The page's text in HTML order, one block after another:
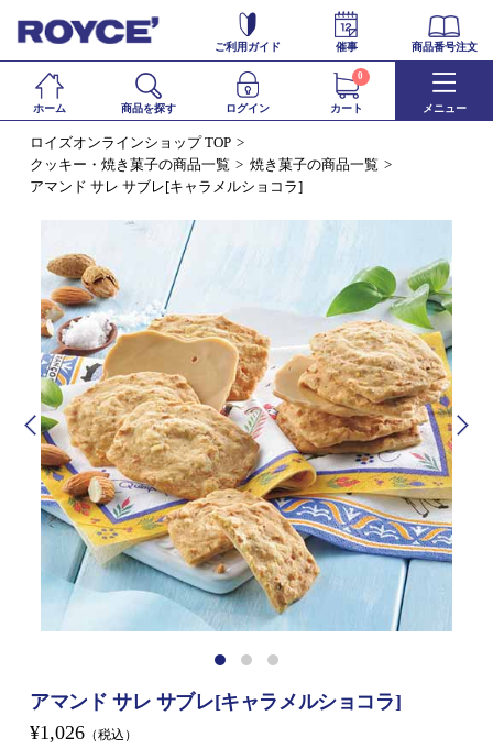
ご利用ガイド 催事 商品番号注文
ホーム 商品を探す ログイン カート
0
メニュー
ロイズオンラインショップ TOP
クッキー・焼き菓子の商品一覧
焼き菓子の商品一覧
アマンド サレ サブレ[キャラメルショコラ]
アマンド サレ サブレ[キャラメルショコラ]
¥1,026 （税込）